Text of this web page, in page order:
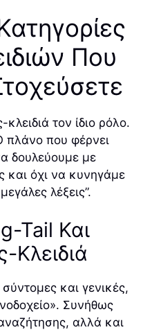
Που
τον ίδιο ρόλο.
πλάνο που φέρνει
δουλεύουμε με
και όχι να κυνηγάμε
λέξεις”.
Tail Και
Κλειδιά
και γενικές,
Συνήθως
αλλά και